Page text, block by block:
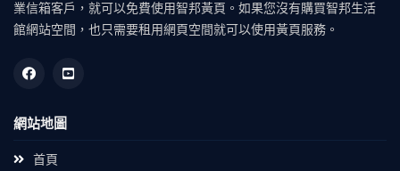
業信箱客戶，就可以免費使用智邦黃頁。如果您沒有購買智邦生活
館網站空間，也只需要租用網頁空間就可以使用黃頁服務。
網站地圖
首頁